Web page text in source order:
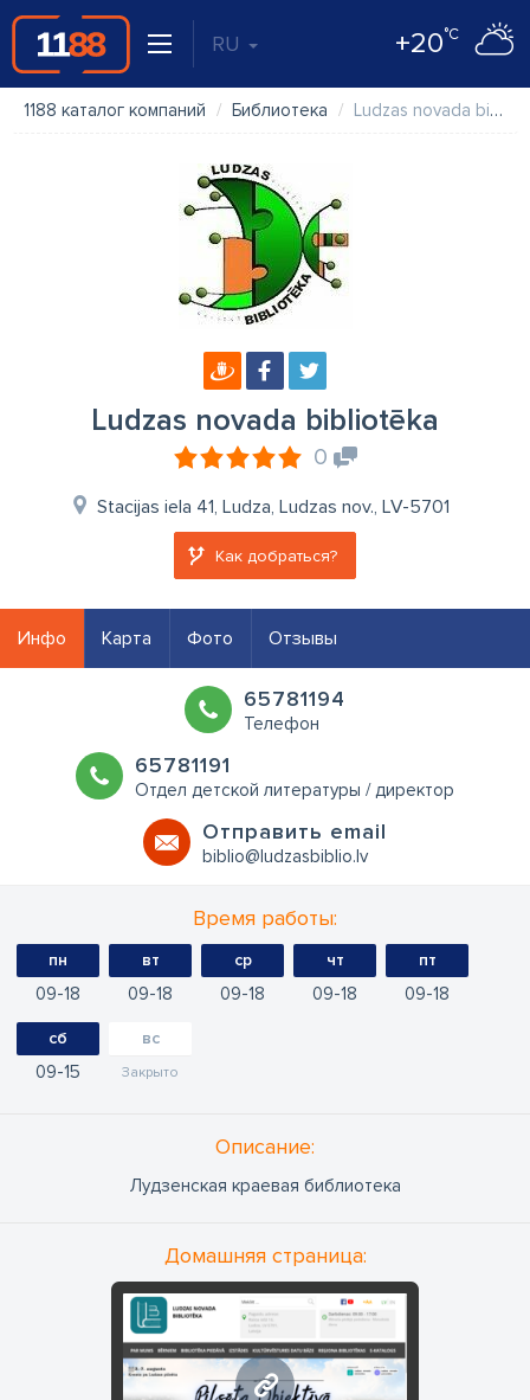
RU +20°C
1188 каталог компаний Библиотека Ludzas novada bibliotēka
Ludzas novada bibliotēka
0
Stacijas iela 41, Ludza, Ludzas nov., LV-5701
Как добраться?
Инфо Карта Фото Отзывы
65781194
Телефон
65781191
Отдел детской литературы / директор
Oтправить email
biblio@ludzasbiblio.lv
Время работы:
пн
09 18
вт
09 18
ср
09 18
чт
09 18
пт
09 18
сб
09 15
вс
Закрыто
Oписание:
Лудзенская краевая библиотека
Домашняя страница:
www.ludzasbiblio.lv